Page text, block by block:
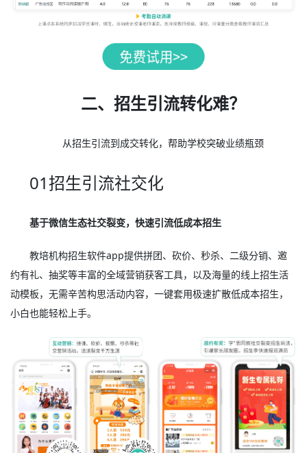
二、招生引流转化难？
从招生引流到成交转化，帮助学校突破业绩瓶颈
01招生引流社交化
基于微信生态社交裂变，快速引流低成本招生
教培机构招生软件app提供拼团、砍价、秒杀、二级分销、邀
约有礼、抽奖等丰富的全域营销获客工具，以及海量的线上招生活
动模板，无需辛苦构思活动内容，一键套用极速扩散低成本招生，
小白也能轻松上手。